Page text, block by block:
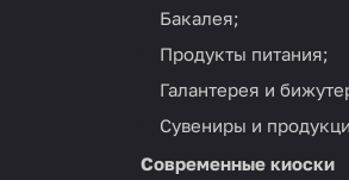
Бакалея;
Продукты питания;
Галантерея и
Сувениры и
Современные киоски